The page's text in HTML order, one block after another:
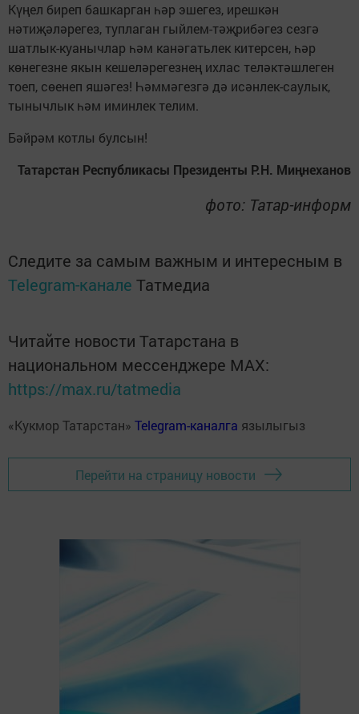
Күңел биреп башкарган һәр эшегез, ирешкән
нәтиҗәләрегез, туплаган гыйлем-тәҗрибәгез сезгә
шатлык-куанычлар һәм канәгатьлек китерсен, һәр
көнегезне якын кешеләрегезнең ихлас теләктәшлеген
тоеп, сөенеп яшәгез! Һәммәгезгә дә исәнлек-саулык,
тынычлык һәм иминлек телим.
Бәйрәм котлы булсын!
Татарстан Республикасы Президенты Р.Н. Миңнеханов
фото: Татар-информ
Следите за самым важным и интересным в
Telegram-канале Татмедиа
Читайте новости Татарстана в
национальном мессенджере MАХ:
https://max.ru/tatmedia
«Кукмор Татарстан» Telegram-каналга язылыгыз
Перейти на страницу новости